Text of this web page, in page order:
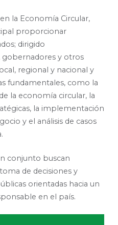
la Economía Circular,
proporcionar
dirigido
gobernadores y otros
regional y nacional y
fundamentales, como la
la economía circular, la
la implementación
y el análisis de casos
conjunto buscan
de decisiones y
orientadas hacia un
en el país.